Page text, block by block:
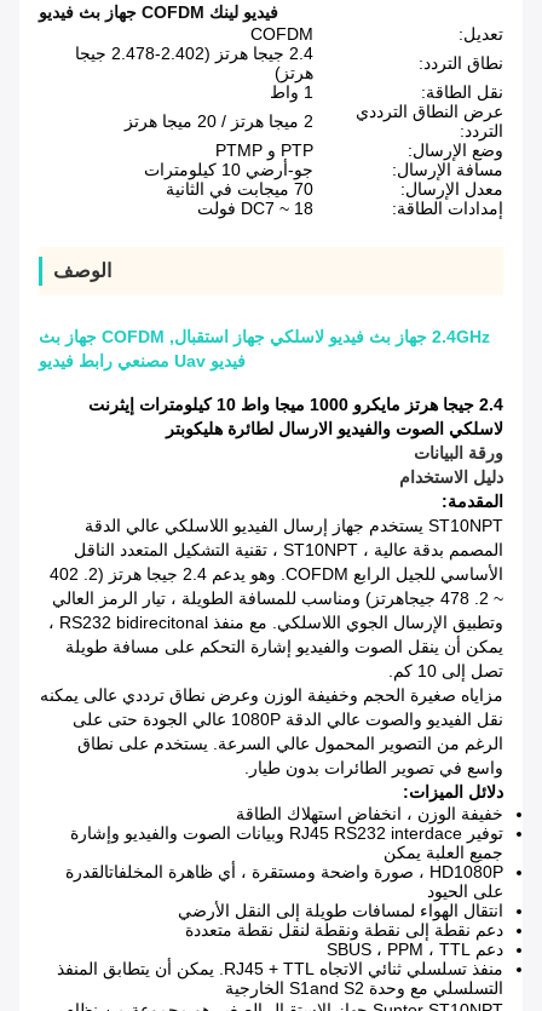
فيديو لينك COFDM جهاز بث فيديو
تعديل:
COFDM
نطاق التردد:
2.4 جيجا هرتز (2.402-2.478 جيجا
هرتز)
نقل الطاقة:
1 واط
عرض النطاق الترددي
التردد:
2 ميجا هرتز / 20 ميجا هرتز
وضع الإرسال:
PTP و PTMP
مسافة الإرسال:
جو-أرضي 10 كيلومترات
معدل الإرسال:
70 ميجابت في الثانية
إمدادات الطاقة:
DC7 ~ 18 فولت
الوصف
2.4GHz جهاز بث فيديو لاسلكي جهاز استقبال, COFDM جهاز بث
فيديو Uav مصنعي رابط فيديو
2.4 جيجا هرتز مايكرو 1000 ميجا واط 10 كيلومترات إيثرنت
لاسلكي الصوت والفيديو الارسال لطائرة هليكوبتر
ورقة البيانات
دليل الاستخدام
المقدمة:
ST10NPT يستخدم جهاز إرسال الفيديو اللاسلكي عالي الدقة
المصمم بدقة عالية ، ST10NPT ، تقنية التشكيل المتعدد الناقل
الأساسي للجيل الرابع COFDM.
وهو يدعم 2.4 جيجا هرتز (2. 402
~ 2. 478 جيجاهرتز) ومناسب للمسافة الطويلة ، تيار الرمز العالي
وتطبيق الإرسال الجوي اللاسلكي.
مع منفذ RS232 bidirecitonal ،
يمكن أن ينقل الصوت والفيديو إشارة التحكم على مسافة طويلة
تصل إلى 10 كم.
مزاياه صغيرة الحجم وخفيفة الوزن وعرض نطاق ترددي عالى يمكنه
نقل الفيديو والصوت عالي الدقة 1080P عالي الجودة حتى على
الرغم من التصوير المحمول عالي السرعة. يستخدم على نطاق
واسع في تصوير الطائرات بدون طيار.
دلائل الميزات:
خفيفة الوزن ، انخفاض استهلاك الطاقة
توفير RJ45 RS232 interdace وبيانات الصوت والفيديو وإشارة
جميع العلبة يمكن
HD1080P ، صورة واضحة ومستقرة ، أي ظاهرة المخلفاتالقدرة
على الحيود
انتقال الهواء لمسافات طويلة إلى النقل الأرضي
دعم نقطة إلى نقطة ونقطة لنقل نقطة متعددة
دعم SBUS ، PPM ، TTL
منفذ تسلسلي ثنائي الاتجاه RJ45 + TTL.
يمكن أن يتطابق المنفذ
التسلسلي مع وحدة S1and S2 الخارجية